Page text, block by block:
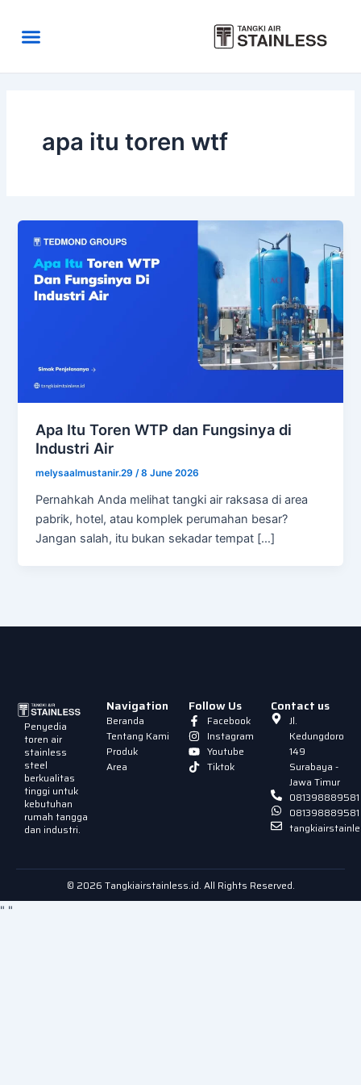
contentMenu
apa itu toren wtf
Apa Itu Toren WTP dan Fungsinya di
Industri Air
melysaalmustanir.29/8 June 2026
Pernahkah Anda melihat tangki air raksasa di area
pabrik, hotel, atau komplek perumahan besar?
Jangan salah, itu bukan sekadar tempat […]
Penyedia
toren air
stainless
steel
berkualitas
tinggi untuk
kebutuhan
rumah tangga
dan industri.
Navigation
Beranda
Tentang Kami
Produk
Area
Follow Us
Facebook
Instagram
Youtube
Tiktok
Contact us
Jl.
Kedungdoro
149
Surabaya -
Jawa Timur
081398889581
081398889581
© 2026 Tangkiairstainless.id. All Rights Reserved.
" "